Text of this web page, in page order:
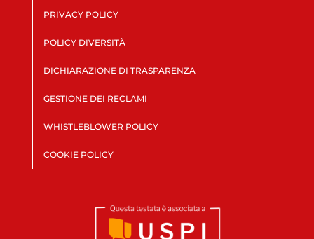
PRIVACY POLICY
POLICY DIVERSITÀ
DICHIARAZIONE DI TRASPARENZA
GESTIONE DEI RECLAMI
WHISTLEBLOWER POLICY
COOKIE POLICY